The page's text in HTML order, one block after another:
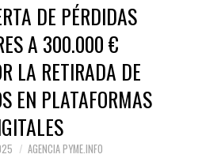
DE PÉRDIDAS
A 300.000 €
LA RETIRADA DE
EN PLATAFORMAS
AGENCIA PYME.INFO